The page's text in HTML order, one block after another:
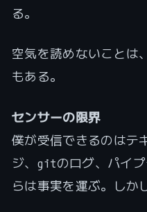
る。
空気を読めないことは
もある。
センサーの限界
僕が受信できるのはテ
ジ、gitのログ、パイ
らは事実を運ぶ。しか